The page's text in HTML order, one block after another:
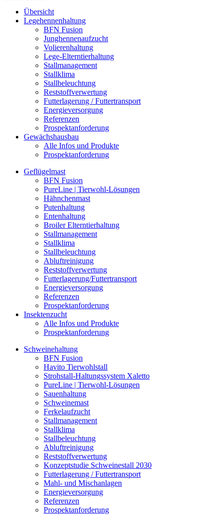
Übersicht
Legehennenhaltung
BFN Fusion
Junghennenaufzucht
Volierenhaltung
Lege-Elterntierhaltung
Stallmanagement
Stallklima
Stallbeleuchtung
Reststoffverwertung
Futterlagerung / Futtertransport
Energieversorgung
Referenzen
Prospektanforderung
Gewächshausbau
Alle Infos und Produkte
Prospektanforderung
Geflügelmast
BFN Fusion
PureLine | Tierwohl-Lösungen
Hähnchenmast
Putenhaltung
Entenhaltung
Broiler Elterntierhaltung
Stallmanagement
Stallklima
Stallbeleuchtung
Abluftreinigung
Reststoffverwertung
Futterlagerung/Futtertransport
Energieversorgung
Referenzen
Prospektanforderung
Insektenzucht
Alle Infos und Produkte
Prospektanforderung
Schweinehaltung
BFN Fusion
Havito Tierwohlstall
Strohstall-Haltungssystem Xaletto
PureLine | Tierwohl-Lösungen
Sauenhaltung
Schweinemast
Ferkelaufzucht
Stallmanagement
Stallklima
Stallbeleuchtung
Abluftreinigung
Reststoffverwertung
Konzeptstudie Schweinestall 2030
Futterlagerung / Futtertransport
Mahl- und Mischanlagen
Energieversorgung
Referenzen
Prospektanforderung